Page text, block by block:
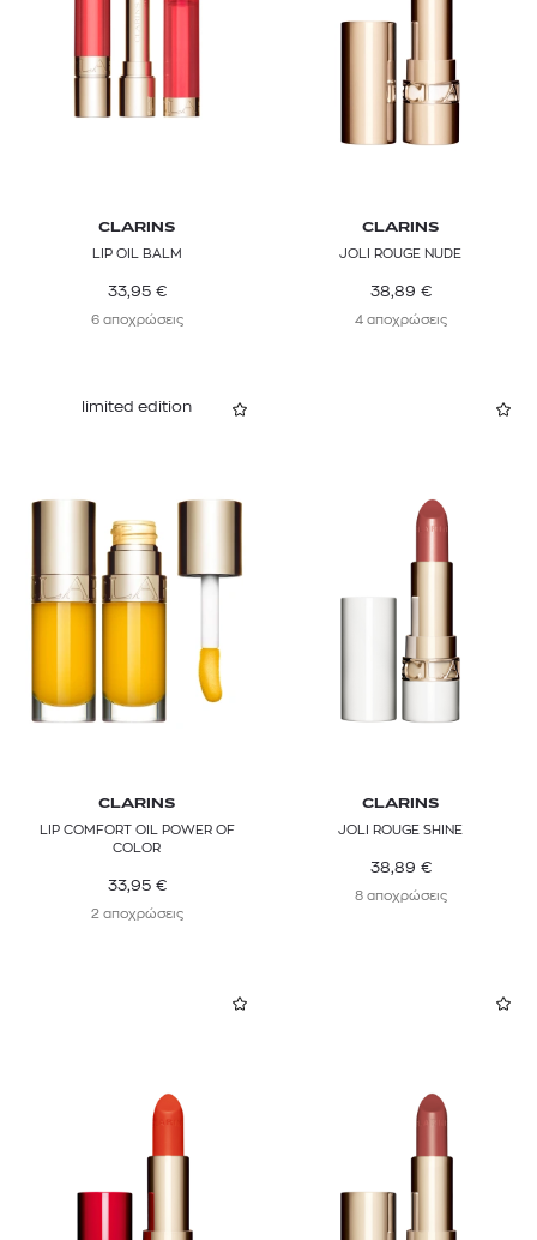
CLARINS
LIP OIL BALM
33,95 €
6 αποχρώσεις
CLARINS
JOLI ROUGE NUDE
38,89 €
4 αποχρώσεις
limited edition
CLARINS
LIP COMFORT OIL POWER OF
COLOR
33,95 €
2 αποχρώσεις
CLARINS
JOLI ROUGE SHINE
38,89 €
8 αποχρώσεις